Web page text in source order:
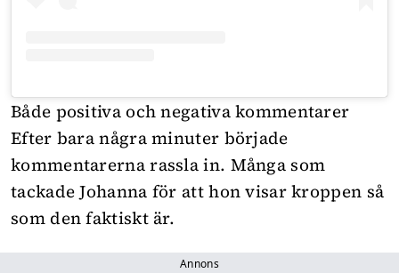
Både positiva och negativa kommentarer
Efter bara några minuter började
kommentarerna rassla in. Många som
tackade Johanna för att hon visar kroppen så
som den faktiskt är.
Annons